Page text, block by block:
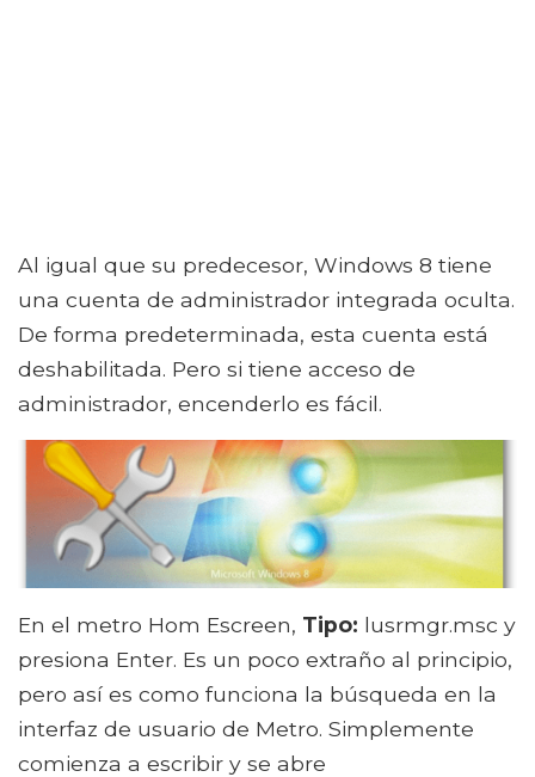
Al igual que su predecesor, Windows 8 tiene
una cuenta de administrador integrada oculta.
De forma predeterminada, esta cuenta está
deshabilitada. Pero si tiene acceso de
administrador, encenderlo es fácil.
En el metro Hom Escreen, Tipo: lusrmgr.msc y
presiona Enter. Es un poco extraño al principio,
pero así es como funciona la búsqueda en la
interfaz de usuario de Metro. Simplemente
comienza a escribir y se abre